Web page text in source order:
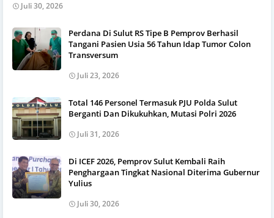
Juli 30, 2026
Perdana Di Sulut RS Tipe B Pemprov Berhasil
Tangani Pasien Usia 56 Tahun Idap Tumor Colon
Transversum
Juli 23, 2026
Total 146 Personel Termasuk PJU Polda Sulut
Berganti Dan Dikukuhkan, Mutasi Polri 2026
Juli 31, 2026
Di ICEF 2026, Pemprov Sulut Kembali Raih
Penghargaan Tingkat Nasional Diterima Gubernur
Yulius
Juli 30, 2026